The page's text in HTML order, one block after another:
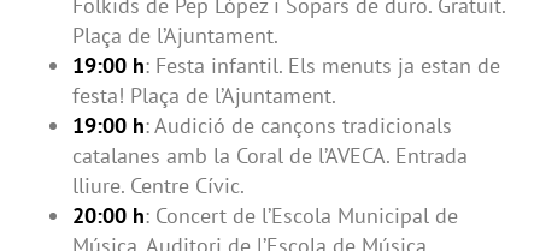
Plaça de l’Ajuntament.
19:00 h: Festa infantil. Els menuts ja estan de
festa! Plaça de l’Ajuntament.
19:00 h: Audició de cançons tradicionals
catalanes amb la Coral de l’AVECA. Entrada
lliure. Centre Cívic.
20:00 h: Concert de l’Escola Municipal de
Música. Auditori de l’Escola de Música.